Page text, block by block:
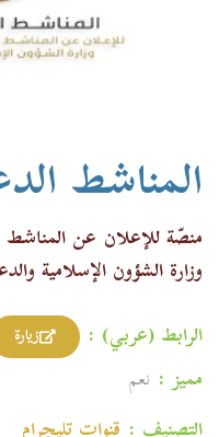
المناشط
منصّة للإعلان عن المناشط
وزارة الشؤون الإسلامية
الرابط (عربي) :
زيارة
مميز : نعم